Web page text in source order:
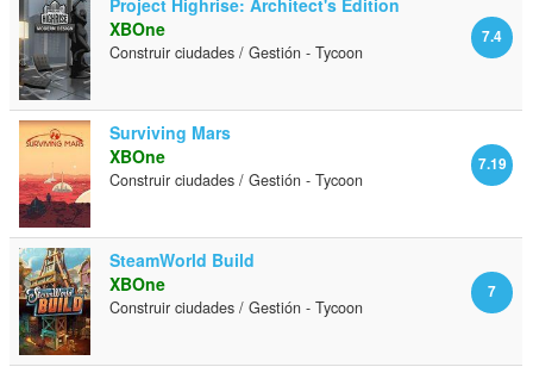
7.4
XBOne
Construir ciudades / Gestión - Tycoon
Surviving Mars
7.19
XBOne
Construir ciudades / Gestión - Tycoon
SteamWorld Build
7
XBOne
Construir ciudades / Gestión - Tycoon